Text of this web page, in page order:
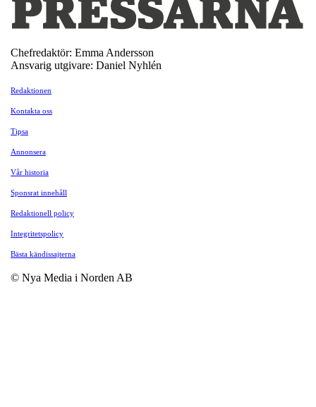
Chefredaktör: Emma Andersson
Ansvarig utgivare: Daniel Nyhlén
Redaktionen
Kontakta oss
Tipsa
Annonsera
Vår historia
Sponsrat innehåll
Redaktionell policy
Integritetspolicy
Bästa kändissajterna
© Nya Media i Norden AB